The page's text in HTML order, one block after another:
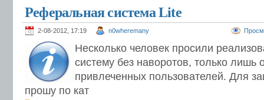
Реферальная система Lite
2-08-2012, 17:19 n0wheremany
Несколько человек просили
систему без наворотов, только лишь
привлеченных пользователей. Для
прошу по кат